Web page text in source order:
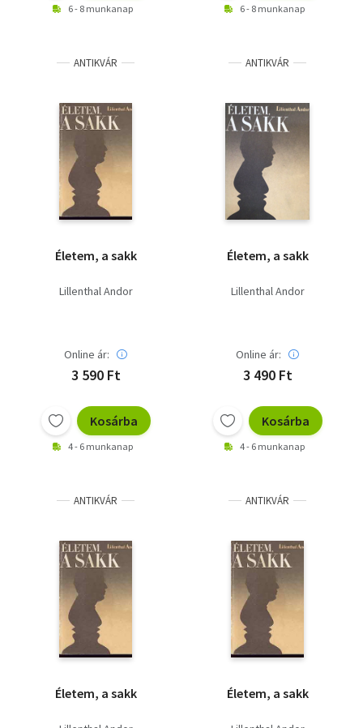
6 - 8 munkanap 6 - 8 munkanap
ANTIKVÁR
Életem, a sakk
Lillenthal Andor
Online ár:
3 590 Ft
Kosárba
4 - 6 munkanap
ANTIKVÁR
Életem, a sakk
Lillenthal Andor
Online ár:
3 490 Ft
Kosárba
4 - 6 munkanap
ANTIKVÁR
Életem, a sakk
ANTIKVÁR
Életem, a sakk